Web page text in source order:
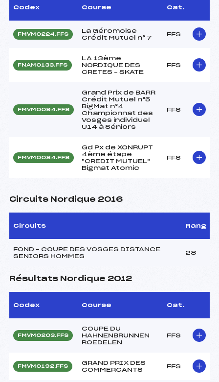
Codex Course Cat.
FMVM0224.FFS
La Géromoise
Crédit Mutuel n° 7
FFS
FNAM0133.FFS
LA 13ème
NORDIQUE DES
CRETES – SKATE
FFS
FMVM0094.FFS
Grand Prix de BARR
Crédit Mutuel n°5
BigMat n°4
Championnat des
Vosges individuel
U14 à Séniors
FFS
FMVM0084.FFS
Gd Px de XONRUPT
4ème étape
"CREDIT MUTUEL"
Bigmat Atomic
FFS
Circuits Nordique 2016
Circuits Rang
FOND – COUPE DES VOSGES DISTANCE
SENIORS HOMMES
28
Résultats Nordique 2012
Codex Course Cat.
FMVM0203.FFS
COUPE DU
HAHNENBRUNNEN
ROEDELEN
FFS
FMVM0192.FFS
GRAND PRIX DES
COMMERCANTS
FFS